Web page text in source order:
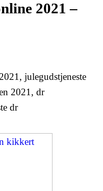
2021 –
julegudstjeneste
2021, dr
dr